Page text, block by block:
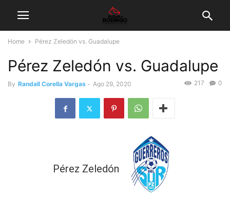
Home Pérez Zeledón vs. Guadalupe
Pérez Zeledón vs. Guadalupe
By Randall Corella Vargas - Ago 29, 2020 0
217
Pérez Zeledón